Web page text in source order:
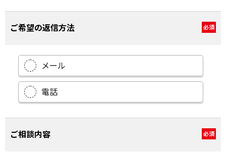
ご希望の返信方法 必須
メール
電話
ご相談内容 必須